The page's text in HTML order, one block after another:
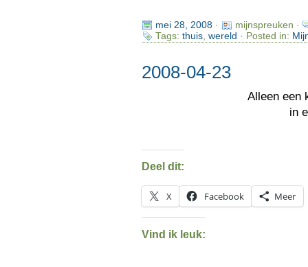
mei 28, 2008·
mijnspreuken ·
Tags: thuis, wereld · Posted in:
2008-04-23
Alleen een
in
Deel dit:
X Facebook Meer
Vind ik leuk: